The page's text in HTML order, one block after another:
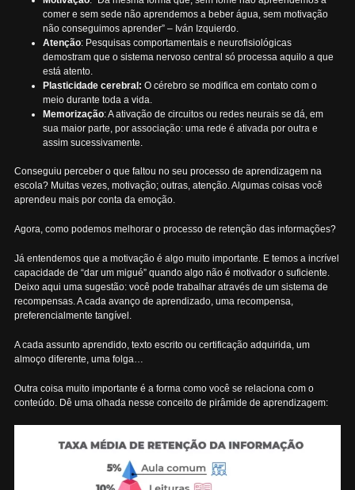
comer e sem sede não aprendemos a beber água, sem motivação
não conseguimos aprender” – Iván Izquierdo.
Atenção: Pesquisas comportamentais e neurofisiológicas
demostram que o sistema nervoso central só processa aquilo a que
está atento.
Plasticidade cerebral: O cérebro se modifica em contato com o
meio durante toda a vida.
Memorização: A ativação de circuitos ou redes neurais se dá, em
sua maior parte, por associação: uma rede é ativada por outra e
assim sucessivamente.
Conseguiu perceber o que faltou no seu processo de aprendizagem na
escola? Muitas vezes, motivação; outras, atenção. Algumas coisas você
aprendeu mais por conta da emoção.
Agora, como podemos melhorar o processo de retenção das informações?
Já entendemos que a motivação é algo muito importante. E temos a incrível
capacidade de “dar um migué” quando algo não é motivador o suficiente.
Deixo aqui uma sugestão: você pode trabalhar através de um sistema de
recompensas. A cada avanço de aprendizado, uma recompensa,
preferencialmente tangível.
A cada assunto aprendido, texto escrito ou certificação adquirida, um
almoço diferente, uma folga…
Outra coisa muito importante é a forma como você se relaciona com o
conteúdo. Dê uma olhada nesse conceito de pirâmide de aprendizagem: